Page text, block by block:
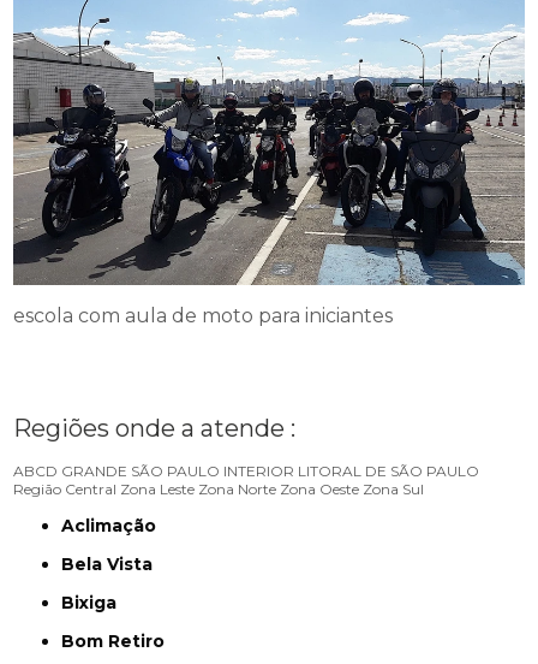
escola com aula de moto para iniciantes
Regiões onde a atende :
ABCD GRANDE SÃO PAULO INTERIOR LITORAL DE SÃO PAULO
Região Central Zona Leste Zona Norte Zona Oeste Zona Sul
Aclimação
Bela Vista
Bixiga
Bom Retiro